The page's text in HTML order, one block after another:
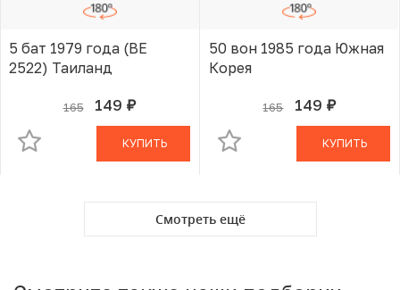
5 бат 1979 года (BE
2522) Таиланд
165 149 руб.
В КОРЗИНЕ
КУПИТЬ
50 вон 1985 года Южная
Корея
165 149 руб.
В КОРЗИНЕ
КУПИТЬ
Смотреть ещё